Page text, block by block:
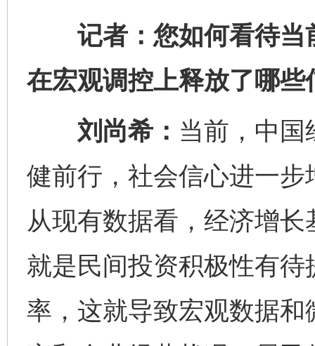
记者：您如何看待当
在宏观调控上释放了哪些
刘尚希： 当前，中国
健前行，社会信心进一
从现有数据看，经济增
就是民间投资积极性有
率，这就导致宏观数据